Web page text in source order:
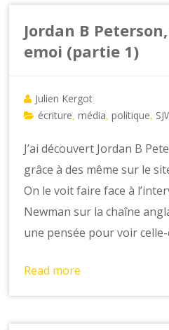
Jordan B
emoi (partie 1)
Julien Kergot
écriture
,média ,politique
J’ai découvert Jordan B
grâce à des même sur le
On le voit faire face à
Newman sur la chaîne
une pensée pour voir
Read more